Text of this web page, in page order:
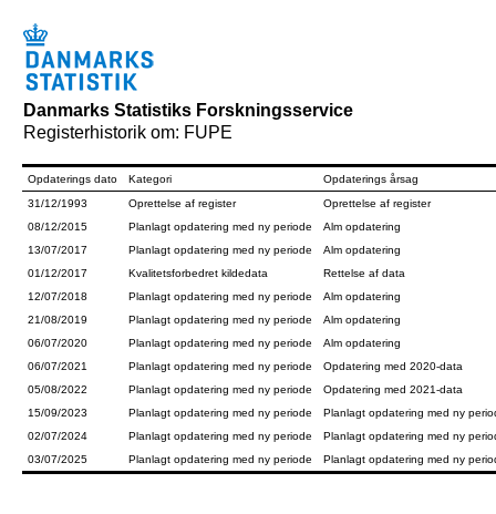
Danmarks Statistiks Forskningsservice
Registerhistorik om: FUPE
Opdaterings dato Kategori
Opdaterings årsag
31/12/1993
Oprettelse af register
Oprettelse af register
08/12/2015
Planlagt opdatering med ny periode
Alm opdatering
13/07/2017
Planlagt opdatering med ny periode
Alm opdatering
01/12/2017
Kvalitetsforbedret kildedata
Rettelse af data
12/07/2018
Planlagt opdatering med ny periode
Alm opdatering
21/08/2019
Planlagt opdatering med ny periode
Alm opdatering
06/07/2020
Planlagt opdatering med ny periode
Alm opdatering
06/07/2021
Planlagt opdatering med ny periode
Opdatering med 2020-data
05/08/2022
Planlagt opdatering med ny periode
Opdatering med 2021-data
15/09/2023
Planlagt opdatering med ny periode
Planlagt opdatering med ny
02/07/2024
Planlagt opdatering med ny periode
Planlagt opdatering med ny
03/07/2025
Planlagt opdatering med ny periode Planlagt opdatering med ny